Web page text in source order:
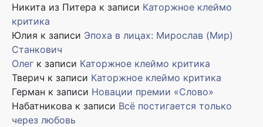
Никита из Питера к записи Каторжное клеймо
критика
Юлия к записи Эпоха в лицах: Мирослав (Мир)
Станкович
Олег к записи Каторжное клеймо критика
Тверич к записи Каторжное клеймо критика
Герман к записи Новации премии «Слово»
Набатникова к записи Всё постигается только
через любовь